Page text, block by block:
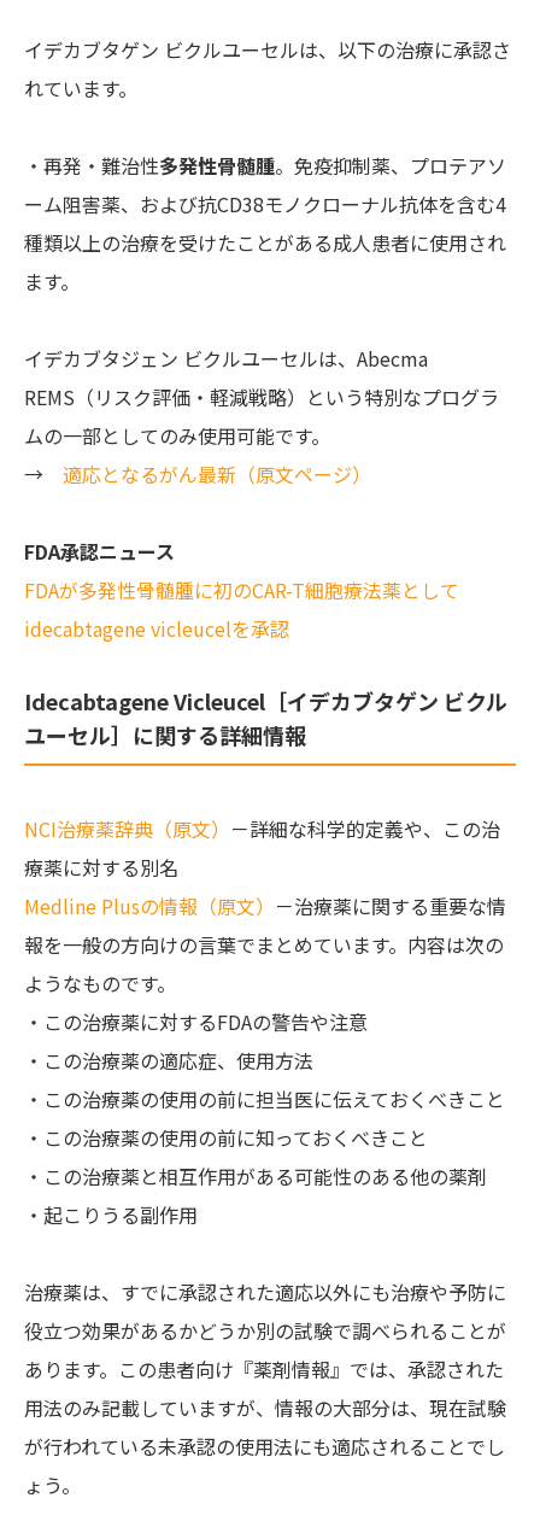
イデカブタゲン ビクルユーセルは、以下の治療に承認さ
れています。
・再発・難治性多発性骨髄腫。免疫抑制薬、プロテアソ
ーム阻害薬、および抗CD38モノクローナル抗体を含む4
種類以上の治療を受けたことがある成人患者に使用され
ます。
イデカブタジェン ビクルユーセルは、Abecma
REMS（リスク評価・軽減戦略）という特別なプログラ
ムの一部としてのみ使用可能です。
→ 適応となるがん最新（原文ページ）
FDA承認ニュース
FDAが多発性骨髄腫に初のCAR-T細胞療法薬として
idecabtagene vicleucelを承認
Idecabtagene Vicleucel［イデカブタゲン ビクル
ユーセル］に関する詳細情報
NCI治療薬辞典（原文） －詳細な科学的定義や、この治
療薬に対する別名
Medline Plusの情報（原文） －治療薬に関する重要な情
報を一般の方向けの言葉でまとめています。内容は次の
ようなものです。
・この治療薬に対するFDAの警告や注意
・この治療薬の適応症、使用方法
・この治療薬の使用の前に担当医に伝えておくべきこと
・この治療薬の使用の前に知っておくべきこと
・この治療薬と相互作用がある可能性のある他の薬剤
・起こりうる副作用
治療薬は、すでに承認された適応以外にも治療や予防に
役立つ効果があるかどうか別の試験で調べられることが
あります。この患者向け『薬剤情報』では、承認された
用法のみ記載していますが、情報の大部分は、現在試験
が行われている未承認の使用法にも適応されることでし
ょう。